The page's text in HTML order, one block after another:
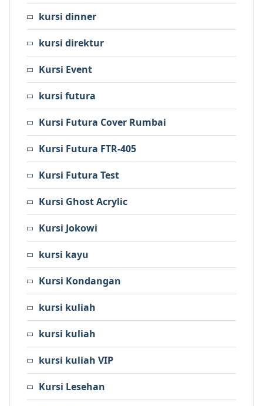
kursi dinner
kursi direktur
Kursi Event
kursi futura
Kursi Futura Cover Rumbai
Kursi Futura FTR-405
Kursi Futura Test
Kursi Ghost Acrylic
Kursi Jokowi
kursi kayu
Kursi Kondangan
kursi kuliah
kursi kuliah
kursi kuliah VIP
Kursi Lesehan